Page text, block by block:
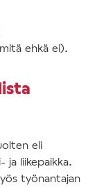
ehkä ei).
eli
ja liikepaikka.
työnantajan